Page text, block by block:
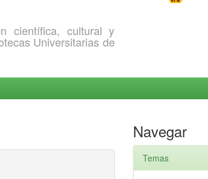
científica, cultural y
Universitarias de
Navegar
Temas